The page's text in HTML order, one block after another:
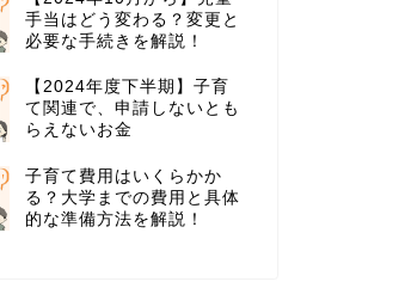
手当はどう変わる？変更と
必要な手続きを解説！
【2024年度下半期】子育
て関連で、申請しないとも
らえないお金
子育て費用はいくらかか
る？大学までの費用と具体
的な準備方法を解説！